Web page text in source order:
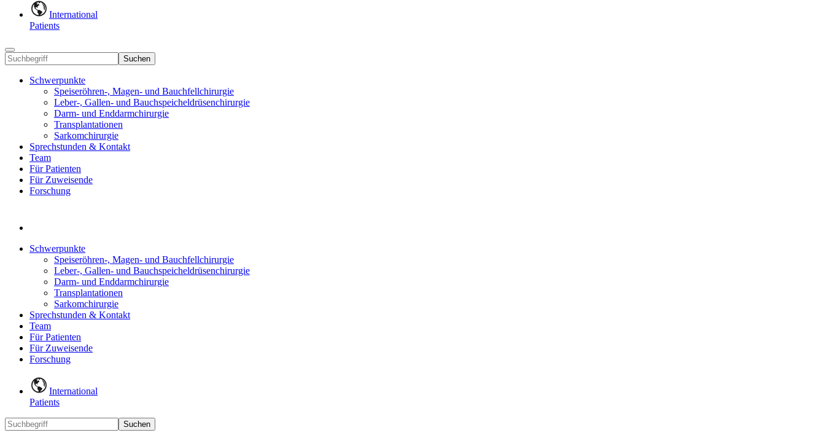
International
Patients
Suchen
Schwerpunkte
Speiseröhren-, Magen- und Bauchfellchirurgie
Leber-, Gallen- und Bauchspeicheldrüsenchirurgie
Darm- und Enddarmchirurgie
Transplantationen
Sarkomchirurgie
Sprechstunden & Kontakt
Team
Für Patienten
Für Zuweisende
Forschung
Schwerpunkte
Speiseröhren-, Magen- und Bauchfellchirurgie
Leber-, Gallen- und Bauchspeicheldrüsenchirurgie
Darm- und Enddarmchirurgie
Transplantationen
Sarkomchirurgie
Sprechstunden & Kontakt
Team
Für Patienten
Für Zuweisende
Forschung
International
Patients
Suchen